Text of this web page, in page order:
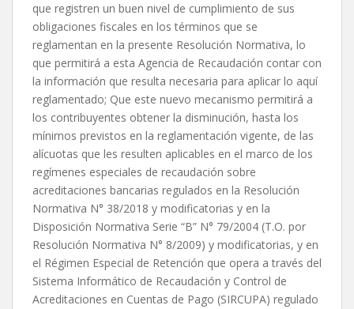
que registren un buen nivel de cumplimiento de sus
obligaciones fiscales en los términos que se
reglamentan en la presente Resolución Normativa, lo
que permitirá a esta Agencia de Recaudación contar con
la información que resulta necesaria para aplicar lo aquí
reglamentado; Que este nuevo mecanismo permitirá a
los contribuyentes obtener la disminución, hasta los
mínimos previstos en la reglamentación vigente, de las
alícuotas que les resulten aplicables en el marco de los
regímenes especiales de recaudación sobre
acreditaciones bancarias regulados en la Resolución
Normativa N° 38/2018 y modificatorias y en la
Disposición Normativa Serie “B” N° 79/2004 (T.O. por
Resolución Normativa N° 8/2009) y modificatorias, y en
el Régimen Especial de Retención que opera a través del
Sistema Informático de Recaudación y Control de
Acreditaciones en Cuentas de Pago (SIRCUPA) regulado